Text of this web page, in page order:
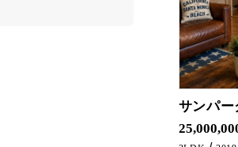
6
サンパ
築浅のマンションがでました!(^^)! 3LDKと広々です！ マンションへのお引越しをご検討の際は、 五ケ瀬不動産に